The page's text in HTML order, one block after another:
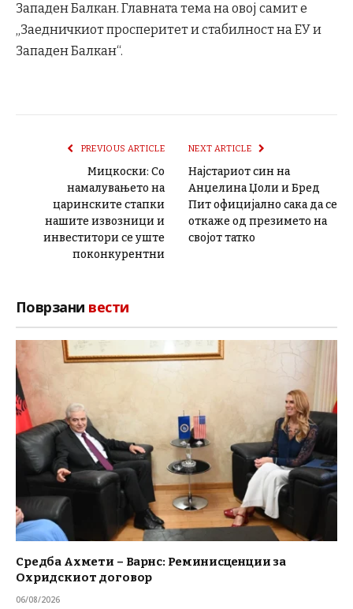
Западен Балкан. Главната тема на овој самит е
„Заедничкиот просперитет и стабилност на ЕУ и
Западен Балкан“.
PREVIOUS ARTICLE
Мицкоски: Со
намалувањето на
царинските стапки
нашите извозници и
инвеститори се уште
поконкурентни
NEXT ARTICLE
Најстариот син на
Анџелина Џоли и Бред
Пит официјално сака да се
откаже од презимето на
својот татко
Поврзани вести
Средба Ахмети – Варнс: Реминисценции за
Охридскиот договор
06/08/2026